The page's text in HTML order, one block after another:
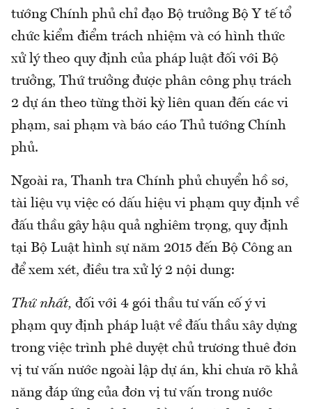
tướng Chính phủ chỉ đạo Bộ trưởng Bộ Y tế tổ
chức kiểm điểm trách nhiệm và có hình thức
xử lý theo quy định của pháp luật đối với Bộ
trưởng, Thứ trưởng được phân công phụ trách
2 dự án theo từng thời kỳ liên quan đến các vi
phạm, sai phạm và báo cáo Thủ tướng Chính
phủ.
Ngoài ra, Thanh tra Chính phủ chuyển hồ sơ,
tài liệu vụ việc có dấu hiệu vi phạm quy định về
đấu thầu gây hậu quả nghiêm trọng, quy định
tại Bộ Luật hình sự năm 2015 đến Bộ Công an
để xem xét, điều tra xử lý 2 nội dung:
Thứ nhất, đối với 4 gói thầu tư vấn cố ý vi
phạm quy định pháp luật về đấu thầu xây dựng
trong việc trình phê duyệt chủ trương thuê đơn
vị tư vấn nước ngoài lập dự án, khi chưa rõ khả
năng đáp ứng của đơn vị tư vấn trong nước